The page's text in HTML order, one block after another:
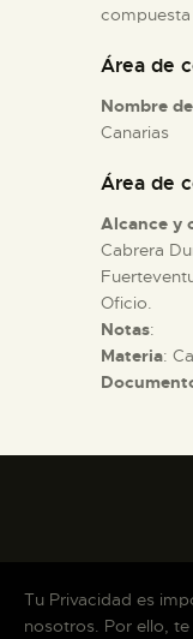
compuesta
Área de
Nombre
Canarias
Área de
Alcance y
Cabrera
Oficio.
Notas:
Materia:
Tu Privacidad es
nosotros. Por ello,